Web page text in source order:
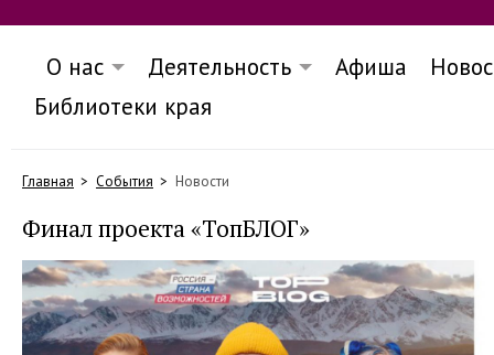
О нас Деятельность Афиша
Библиотеки края
Главная События Новости
Финал проекта «ТопБЛОГ»